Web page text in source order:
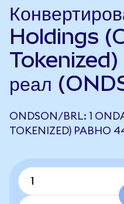
Holdings
Tokenized)
реал
ONDSON/BRL: 1
TOKENIZED) РАВНО